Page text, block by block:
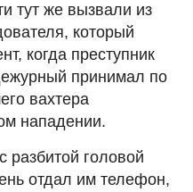
тут же вызвали из
который
когда преступник
принимал по
вахтера
нападении.
разбитой головой
отдал им телефон,